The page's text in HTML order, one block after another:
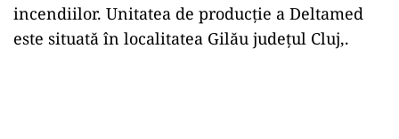
incendiilor. Unitatea de producție a Deltamed
este situată în localitatea Gilău județul Cluj,.